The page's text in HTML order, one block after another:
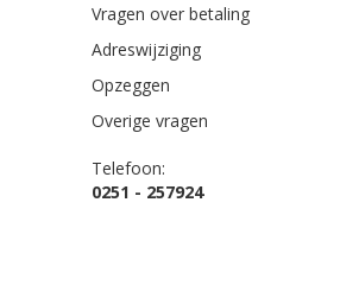
Vragen over betaling
Adreswijziging
Opzeggen
Overige vragen
Telefoon:
0251 - 257924